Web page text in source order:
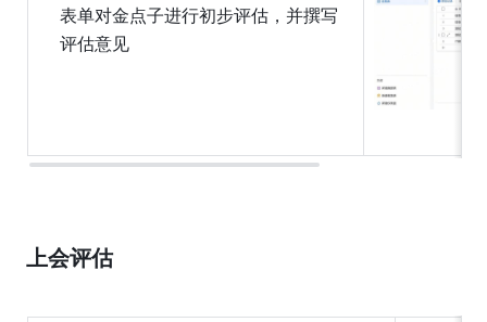
表单对金点子进行初步评估，并撰写
评估意见
上会评估